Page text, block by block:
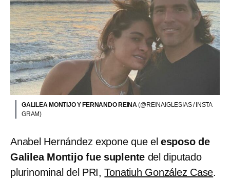
GALILEA MONTIJO Y FERNANDO REINA(@REINAIGLESIAS / INSTA
GRAM)
Anabel Hernández expone que elesposo de
Galilea Montijo fue suplente del diputado
plurinominal del PRI,Tonatiuh González Case.